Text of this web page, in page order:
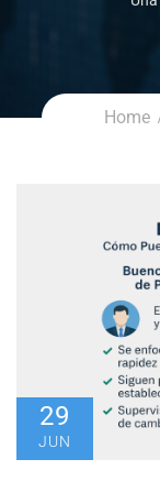
Home
29
JUN